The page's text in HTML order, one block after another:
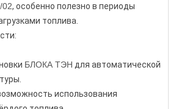
, особенно полезно в периоды
топлива.
БЛОКА ТЭН для автоматической
использования